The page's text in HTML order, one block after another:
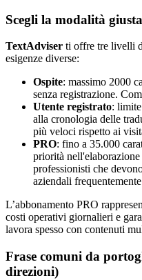
Scegli la modalità
TextAdviser ti offre tre livelli
esigenze diverse:
Ospite: massimo 2000
senza registrazione.
Utente registrato:
alla cronologia delle
più veloci rispetto ai
PRO: fino a 35.000
priorità
professionisti che
aziendali
L’abbonamento PRO
costi operativi giornalieri e
lavora spesso con contenuti
Frase comuni da
direzioni)